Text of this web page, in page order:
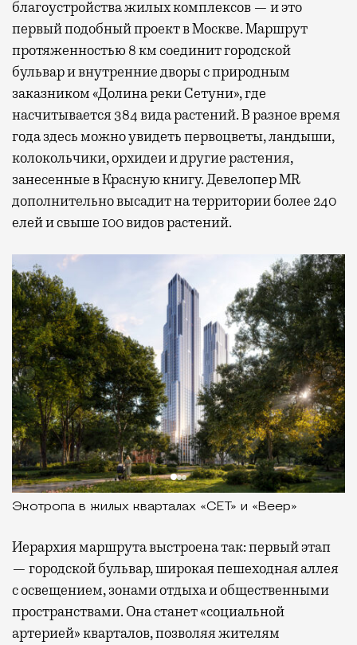
благоустройства жилых комплексов — и это
первый подобный проект в Москве. Маршрут
протяженностью 8 км соединит городской
бульвар и внутренние дворы с природным
заказником «Долина реки Сетуни», где
насчитывается 384 вида растений. В разное время
года здесь можно увидеть первоцветы, ландыши,
колокольчики, орхидеи и другие растения,
занесенные в Красную книгу. Девелопер MR
дополнительно высадит на территории более 240
елей и свыше 100 видов растений.
Экотропа в жилых кварталах «СЕТ» и «Веер»
Иерархия маршрута выстроена так: первый этап
— городской бульвар, широкая пешеходная аллея
с освещением, зонами отдыха и общественными
пространствами. Она станет «социальной
артерией» кварталов, позволяя жителям